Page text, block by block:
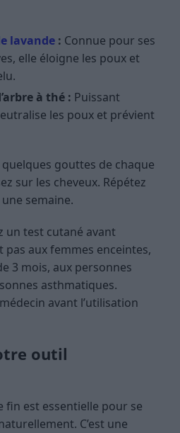
lavande : Connue pour ses
elle éloigne les poux et
à thé : Puissant
les poux et prévient
gouttes de chaque
sur les cheveux. Répétez
semaine.
un test cutané avant
pas aux femmes enceintes,
3 mois, aux personnes
asthmatiques.
avant l’utilisation
outil
fin est essentielle pour se
C’est une